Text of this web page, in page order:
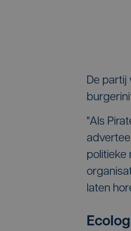
De partij
"Als
politieke
laten